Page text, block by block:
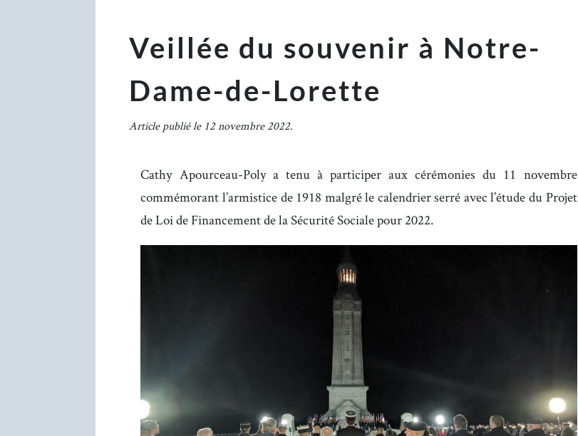
Veillée du souvenir à Notre-
Dame-de-Lorette
Article publié le 12 novembre 2022.
Cathy Apourceau-Poly a tenu à participer aux cérémonies du 11 novembre
commémorant l’armistice de 1918 malgré le calendrier serré avec l’étude du Projet
de Loi de Financement de la Sécurité Sociale pour 2022.